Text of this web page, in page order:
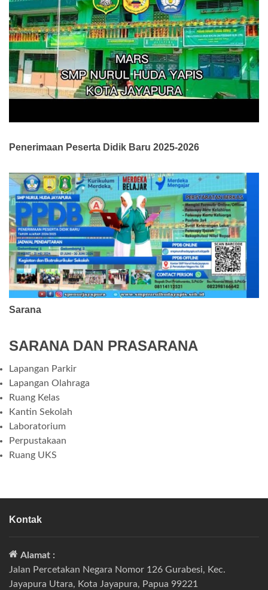
Penerimaan Peserta Didik Baru 2025-2026
Sarana
SARANA DAN PRASARANA
Lapangan Parkir
Lapangan Olahraga
Ruang Kelas
Kantin Sekolah
Laboratorium
Perpustakaan
Ruang UKS
Kontak
Alamat :
Jalan Percetakan Negara Nomor 126 Gurabesi, Kec.
Jayapura Utara, Kota Jayapura, Papua 99221